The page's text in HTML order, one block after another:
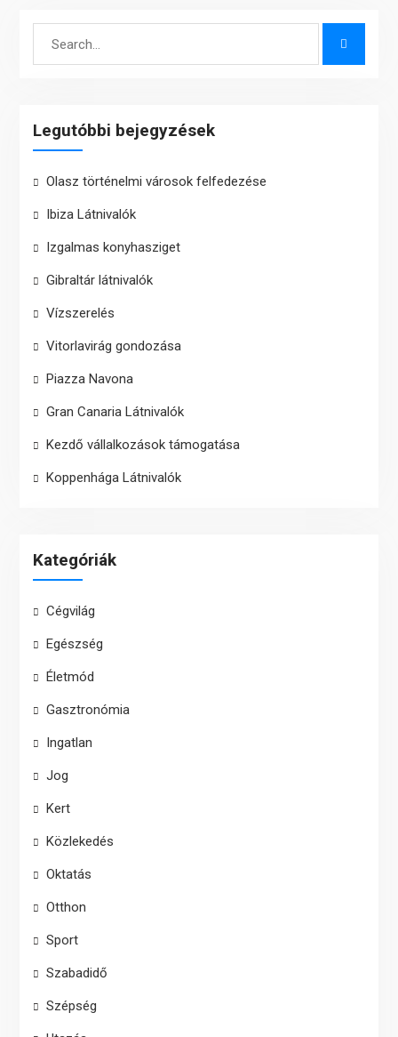
Legutóbbi bejegyzések
Olasz történelmi városok felfedezése
Ibiza Látnivalók
Izgalmas konyhasziget
Gibraltár látnivalók
Vízszerelés
Vitorlavirág gondozása
Piazza Navona
Gran Canaria Látnivalók
Kezdő vállalkozások támogatása
Koppenhága Látnivalók
Kategóriák
Cégvilág
Egészség
Életmód
Gasztronómia
Ingatlan
Jog
Kert
Közlekedés
Oktatás
Otthon
Sport
Szabadidő
Szépség